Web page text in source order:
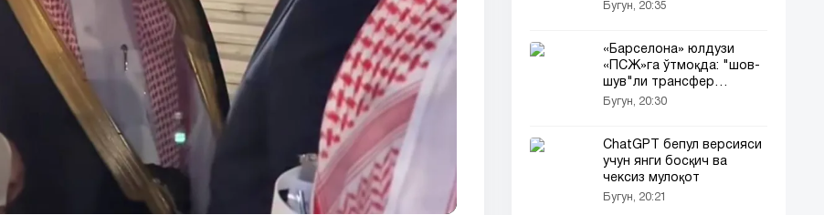
Бугун, 20:35
«Барселона» юлдузи
«ПСЖ»га ўтмоқда: "шов-
шув"ли трансфер
тафсилотлари!
Бугун, 20:30
ChatGPT бепул версияси
учун янги босқич ва
чексиз мулоқот
Бугун, 20:21